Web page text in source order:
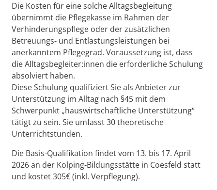
Die Kosten für eine solche Alltagsbegleitung
übernimmt die Pflegekasse im Rahmen der
Verhinderungspflege oder der zusätzlichen
Betreuungs- und Entlastungsleistungen bei
anerkanntem Pflegegrad. Voraussetzung ist, dass
die Alltagsbegleiter:innen die erforderliche Schulung
absolviert haben.
Diese Schulung qualifiziert Sie als Anbieter zur
Unterstützung im Alltag nach §45 mit dem
Schwerpunkt „hauswirtschaftliche Unterstützung“
tätigt zu sein. Sie umfasst 30 theoretische
Unterrichtstunden.
Die Basis-Qualifikation findet vom 13. bis 17. April
2026 an der Kolping-Bildungsstätte in Coesfeld statt
und kostet 305€ (inkl. Verpflegung).